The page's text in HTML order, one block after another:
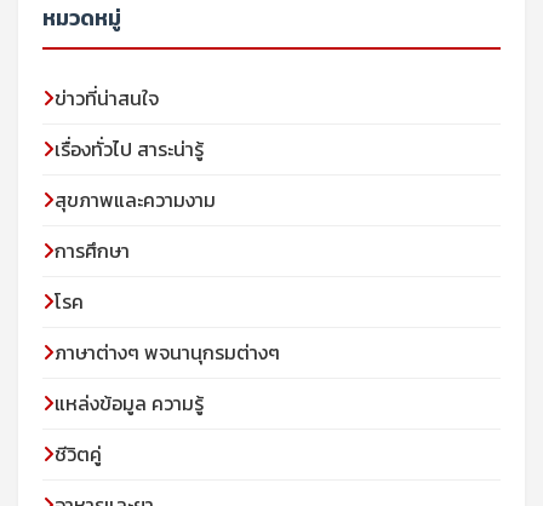
หมวดหมู่
ข่าวที่น่าสนใจ
เรื่องทั่วไป สาระน่ารู้
สุขภาพและความงาม
การศึกษา
โรค
ภาษาต่างๆ พจนานุกรมต่างๆ
แหล่งข้อมูล ความรู้
ชีวิตคู่